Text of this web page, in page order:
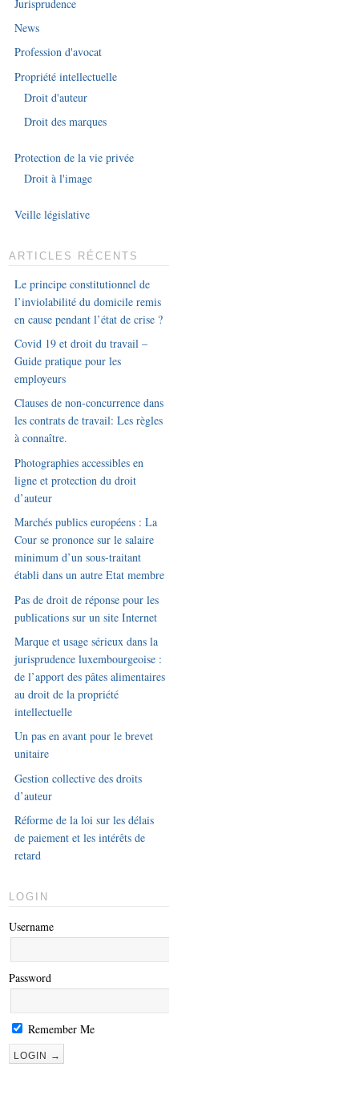
Jurisprudence
News
Profession d'avocat
Propriété intellectuelle
Droit d'auteur
Droit des marques
Protection de la vie privée
Droit à l'image
Veille législative
ARTICLES RÉCENTS
Le principe constitutionnel de
l’inviolabilité du domicile remis
en cause pendant l’état de crise ?
Covid 19 et droit du travail –
Guide pratique pour les
employeurs
Clauses de non-concurrence dans
les contrats de travail: Les règles
à connaître.
Photographies accessibles en
ligne et protection du droit
d’auteur
Marchés publics européens : La
Cour se prononce sur le salaire
minimum d’un sous-traitant
établi dans un autre Etat membre
Pas de droit de réponse pour les
publications sur un site Internet
Marque et usage sérieux dans la
jurisprudence luxembourgeoise :
de l’apport des pâtes alimentaires
au droit de la propriété
intellectuelle
Un pas en avant pour le brevet
unitaire
Gestion collective des droits
d’auteur
Réforme de la loi sur les délais
de paiement et les intérêts de
retard
LOGIN
Username
Password
Remember Me